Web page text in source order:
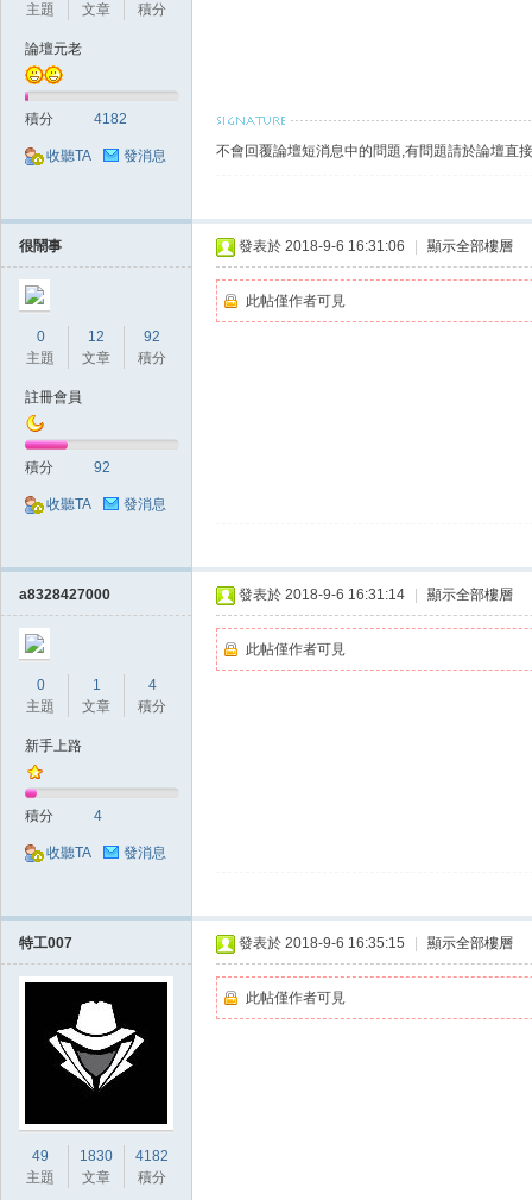
主題
文章
積分
論壇元老
積分 4182
收聽TA 發消息 不會回覆論壇短消息中的問題,有問題請於論壇直
很鬧事
0
主題
12
文章
92
積分
註冊會員
積分 92
收聽TA 發消息
發表於 2018-9-6 16:31:06 顯示全部樓層
此帖僅作者可見
a8328427000
0
主題
1
文章
4
積分
新手上路
積分 4
收聽TA 發消息
發表於 2018-9-6 16:31:14 顯示全部樓層
此帖僅作者可見
特工007
49
主題
1830
文章
4182
積分
發表於 2018-9-6 16:35:15 顯示全部樓層
此帖僅作者可見